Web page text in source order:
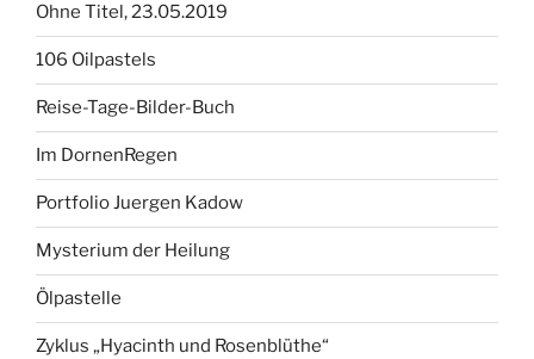
Ohne Titel, 23.05.2019
106 Oilpastels
Reise-Tage-Bilder-Buch
Im DornenRegen
Portfolio Juergen Kadow
Mysterium der Heilung
Ölpastelle
Zyklus „Hyacinth und Rosenblüthe“